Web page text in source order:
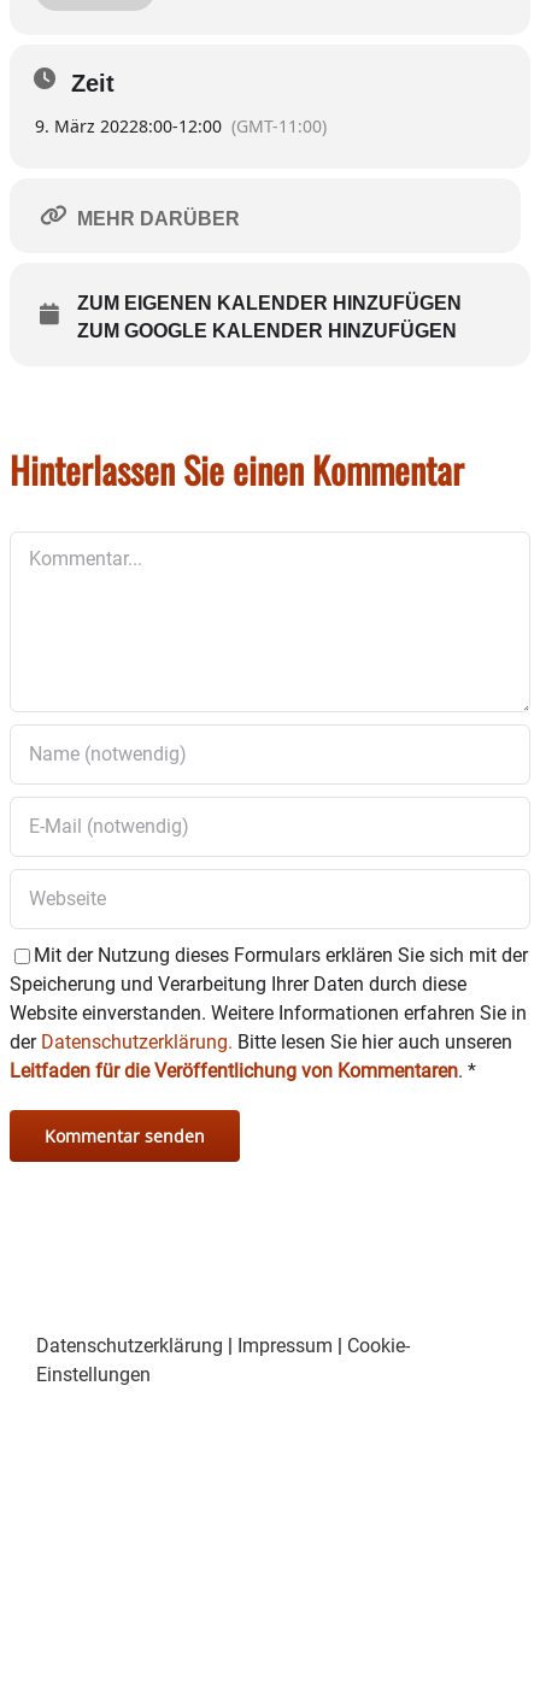
Öffnungszeiten:
Dienstag: 8 bis 15 Uhr
Mittwoch: 8 bis 12 Uhr
Freitag: 8 bis 13 Uhr
Zeit
9. März 20228:00-12:00 (GMT-11:00)
MEHR DARÜBER
ZUM EIGENEN KALENDER HINZUFÜGEN
ZUM GOOGLE KALENDER HINZUFÜGEN
Hinterlassen Sie einen Kommentar
Mit der Nutzung dieses Formulars erklären Sie sich mit der
Speicherung und Verarbeitung Ihrer Daten durch diese
Website einverstanden. Weitere Informationen erfahren Sie in
der Datenschutzerklärung. Bitte lesen Sie hier auch unseren
Leitfaden für die Veröffentlichung von Kommentaren. *
Datenschutzerklärung | Impressum | Cookie-
Einstellungen